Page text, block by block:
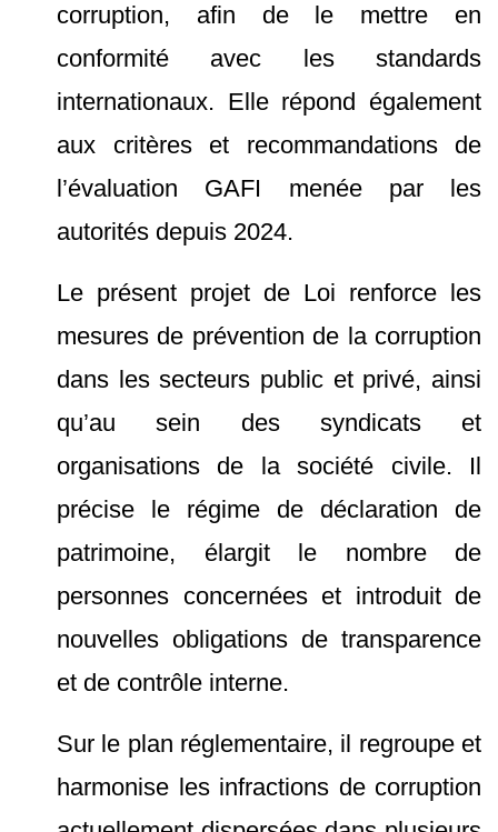
corruption, afin de le mettre en
conformité avec les standards
internationaux. Elle répond également
aux critères et recommandations de
l’évaluation GAFI menée par les
autorités depuis 2024.
Le présent projet de Loi renforce les
mesures de prévention de la corruption
dans les secteurs public et privé, ainsi
qu’au sein des syndicats et
organisations de la société civile. Il
précise le régime de déclaration de
patrimoine, élargit le nombre de
personnes concernées et introduit de
nouvelles obligations de transparence
et de contrôle interne.
Sur le plan réglementaire, il regroupe et
harmonise les infractions de corruption